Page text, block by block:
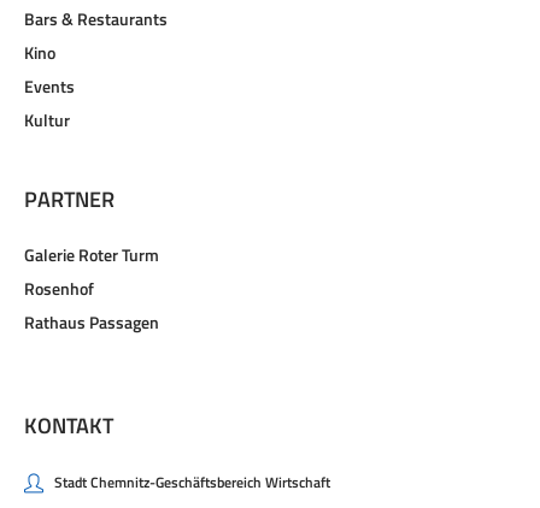
Bars & Restaurants
Kino
Events
Kultur
PARTNER
Galerie Roter Turm
Rosenhof
Rathaus Passagen
KONTAKT
Stadt Chemnitz-Geschäftsbereich Wirtschaft